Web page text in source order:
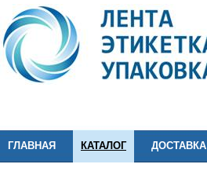
ГЛАВНАЯ КАТАЛОГ ДОСТАВКА